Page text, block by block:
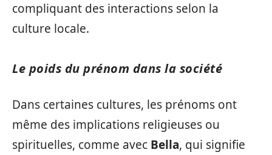
compliquant des interactions selon la
culture locale.
Le poids du prénom dans la société
Dans certaines cultures, les prénoms ont
même des implications religieuses ou
spirituelles, comme avec Bella, qui signifie